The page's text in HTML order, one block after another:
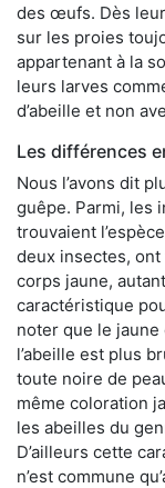
des œufs. Dès
sur les proies
appartenant à la
leurs larves
d’abeille et non
Les différences
Nous l’avons dit
guêpe. Parmi, les
trouvaient
deux insectes,
corps jaune,
caractéristique
noter que le
l’abeille est plus
toute noire de
même coloration
les abeilles du
D’ailleurs cette
n’est commune